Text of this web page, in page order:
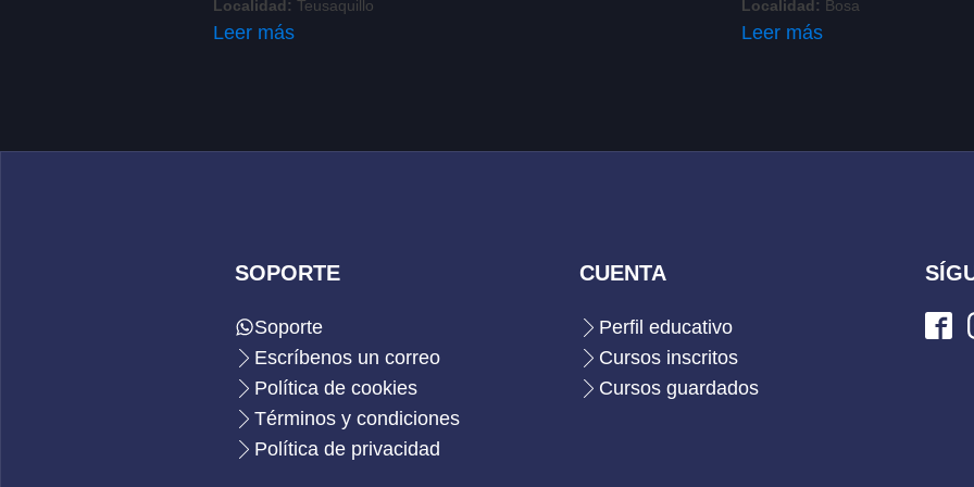
Localidad: Teusaquillo
Leer más
Localidad: Bosa
Leer más
SOPORTE
Soporte
Escríbenos un correo
Política de cookies
Términos y condiciones
Política de privacidad
CUENTA
Perfil educativo
Cursos inscritos
Cursos guardados